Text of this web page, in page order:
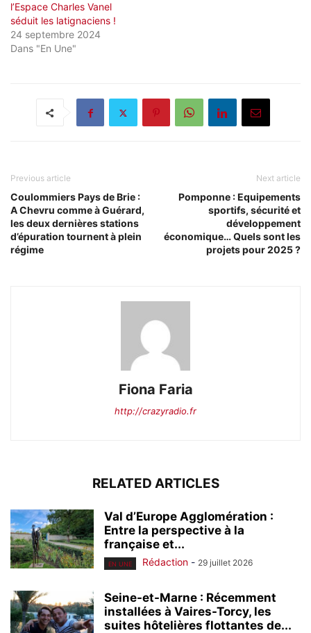
l’Espace Charles Vanel
séduit les latignaciens !
24 septembre 2024
Dans "En Une"
Previous article
Coulommiers Pays de Brie :
A Chevru comme à Guérard,
les deux dernières stations
d’épuration tournent à plein
régime
Next article
Pomponne : Equipements
sportifs, sécurité et
développement
économique… Quels sont les
projets pour 2025 ?
Fiona Faria
http://crazyradio.fr
RELATED ARTICLES
Val d’Europe Agglomération :
Entre la perspective à la
française et...
EN UNE Rédaction - 29 juillet 2026
Seine-et-Marne : Récemment
installées à Vaires-Torcy, les
suites hôtelières flottantes de...